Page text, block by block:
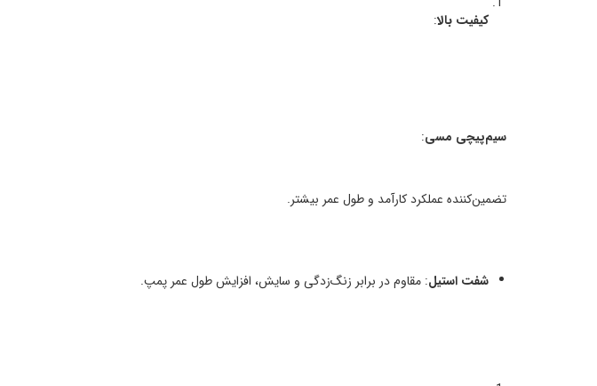
کیفیت بالا:
سیم‌پیچی مسی:
تضمین‌کننده عملکرد کارآمد و طول عمر بیشتر.
شفت استیل: مقاوم در برابر زنگ‌زدگی و سایش، افزایش طول عمر پمپ.